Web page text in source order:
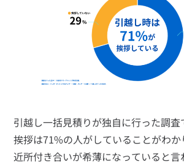
引越し一括見積りが独自に行った調
挨拶は71%の人がしていることがわ
近所付き合いが希薄になっていると